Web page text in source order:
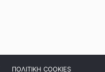
ΠΟΛΙΤΙΚΗ COOKIES